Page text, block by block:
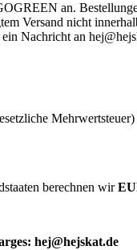
an.
Versand nicht
Nachricht an
berechnen wir
hej@hejskat.de